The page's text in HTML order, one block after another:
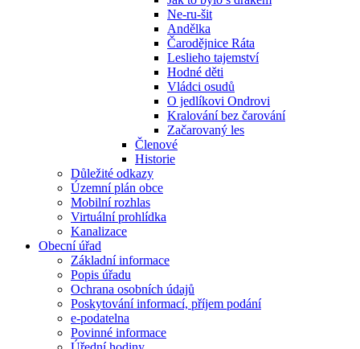
Ne-ru-šit
Andělka
Čarodějnice Ráta
Leslieho tajemství
Hodné děti
Vládci osudů
O jedlíkovi Ondrovi
Kralování bez čarování
Začarovaný les
Členové
Historie
Důležité odkazy
Územní plán obce
Mobilní rozhlas
Virtuální prohlídka
Kanalizace
Obecní úřad
Základní informace
Popis úřadu
Ochrana osobních údajů
Poskytování informací, příjem podání
e-podatelna
Povinné informace